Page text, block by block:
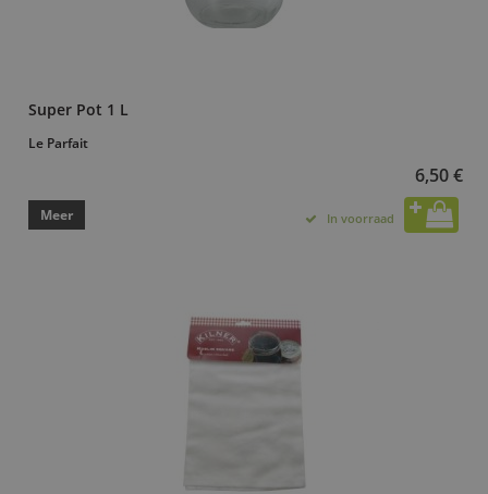
Super Pot 1 L
Le Parfait
6,50 €
Meer In voorraad